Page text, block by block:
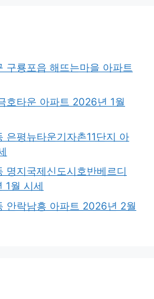
구룡포읍 해뜨는마을 아파트
호타운 아파트 2026년 1월
은평뉴타운기자촌11단지 아
명지국제신도시호반베르디
1월 시세
안락남흥 아파트 2026년 2월